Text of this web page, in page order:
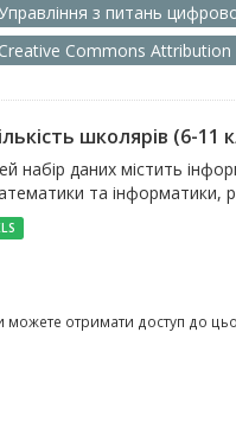
з питань
Creative Commons Attribution
школярів (6-11
набір даних містить
та інформатики,
можете отримати доступ до